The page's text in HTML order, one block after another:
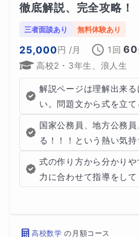
徹底解説、完全攻略！
三者面談あり 無料体験あり
25,000円 /月 1回 60
高校2・3年生、浪人生
解説ページは理解出来
い。問題文から式を立て
国家公務員、地方公務
る！！！という熱い気
式の作り方から分かり
力に合わせて指導をし
高校数学 の 月額コース